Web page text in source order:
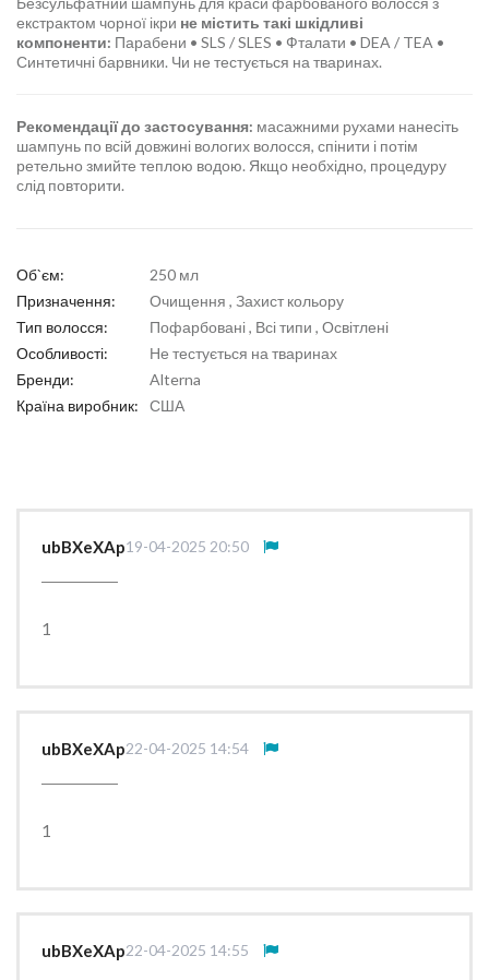
екстрактом чорної ікри не містить такі шкідливі
компоненти: Парабени • SLS / SLES • Фталати • DEA / TEA •
Синтетичні барвники. Чи не тестується на тваринах.
Рекомендації до застосування: масажними рухами нанесіть
шампунь по всій довжині вологих волосся, спінити і потім
ретельно змийте теплою водою. Якщо необхідно, процедуру
слід повторити.
Об`єм:
250 мл
Призначення:
Очищення , Захист кольору
Тип волосся:
Пофарбовані , Всі типи , Освітлені
Особливості:
Не тестується на тваринах
Бренди:
Alterna
Країна виробник:
США
ubBXeXAp19-04-2025 20:50
1
ubBXeXAp22-04-2025 14:54
1
ubBXeXAp22-04-2025 14:55